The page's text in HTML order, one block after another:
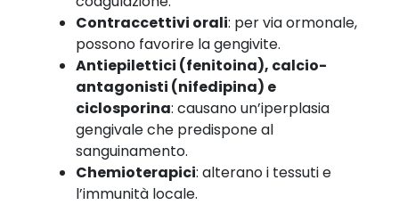
Contraccettivi orali: per via ormonale,
possono favorire la gengivite.
Antiepilettici (fenitoina), calcio-
antagonisti (nifedipina) e
ciclosporina: causano un’iperplasia
gengivale che predispone al
sanguinamento.
Chemioterapici: alterano i tessuti e
l’immunità locale.